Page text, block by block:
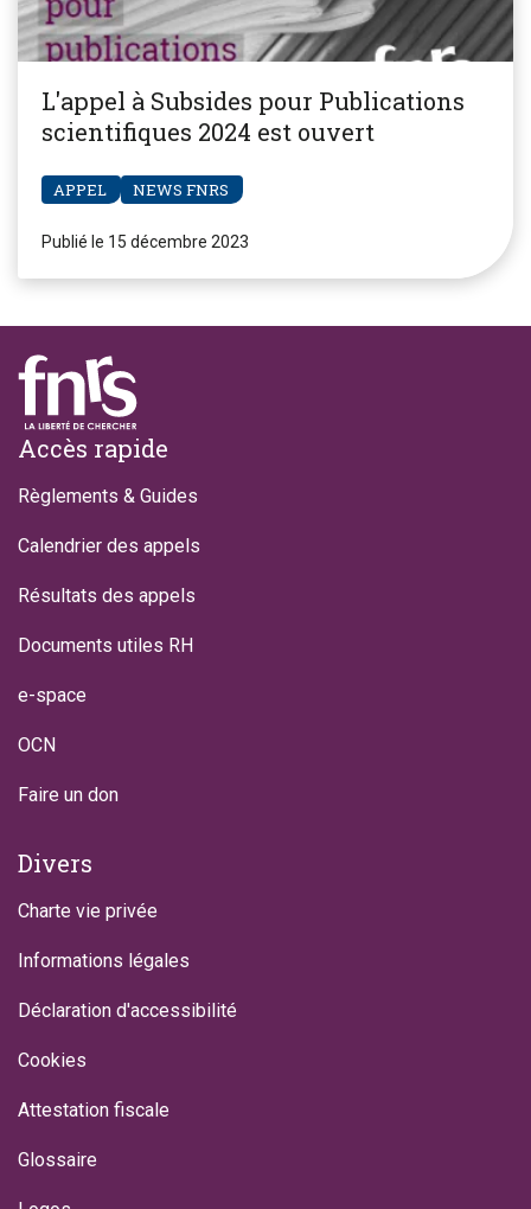
L'appel à Subsides pour Publications
scientifiques 2024 est ouvert
APPEL NEWS FNRS
Publié le 15 décembre 2023
Footer
Accès rapide
Règlements & Guides
Calendrier des appels
Résultats des appels
Documents utiles RH
e-space
OCN
Faire un don
Divers
Charte vie privée
Informations légales
Déclaration d'accessibilité
Cookies
Attestation fiscale
Glossaire